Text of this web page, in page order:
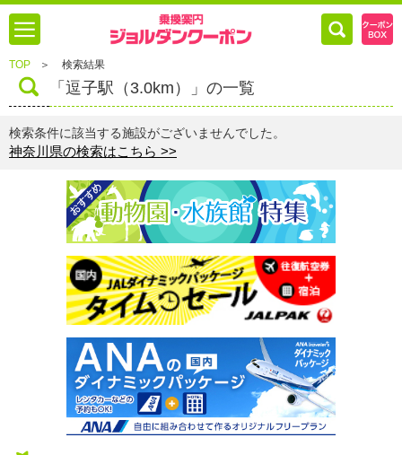
TOP ＞ 検索結果
「逗子駅（3.0km）」の一覧
検索条件に該当する施設がございませんでした。
神奈川県の検索はこちら >>